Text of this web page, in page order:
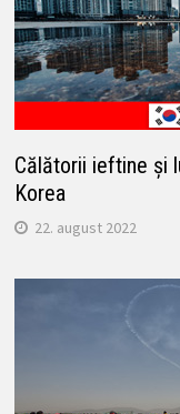
Călătorii ieftine și
Korea
22. august 2022